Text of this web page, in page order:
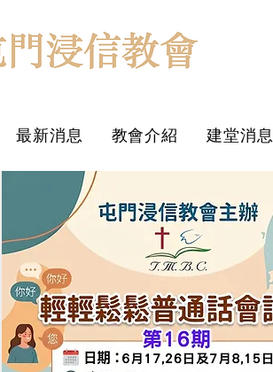
最新消息 教會介紹 建堂消息